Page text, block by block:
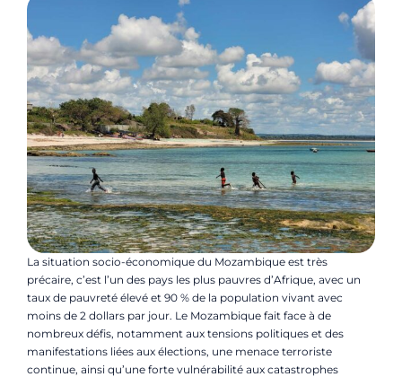
La situation socio-économique du Mozambique est très
précaire, c’est l’un des pays les plus pauvres d’Afrique, avec un
taux de pauvreté élevé et 90 % de la population vivant avec
moins de 2 dollars par jour. Le Mozambique fait face à de
nombreux défis, notamment aux tensions politiques et des
manifestations liées aux élections, une menace terroriste
continue, ainsi qu’une forte vulnérabilité aux catastrophes